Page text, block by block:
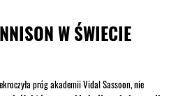
W ŚWIECIE
próg akademii Vidal Sassoon, nie